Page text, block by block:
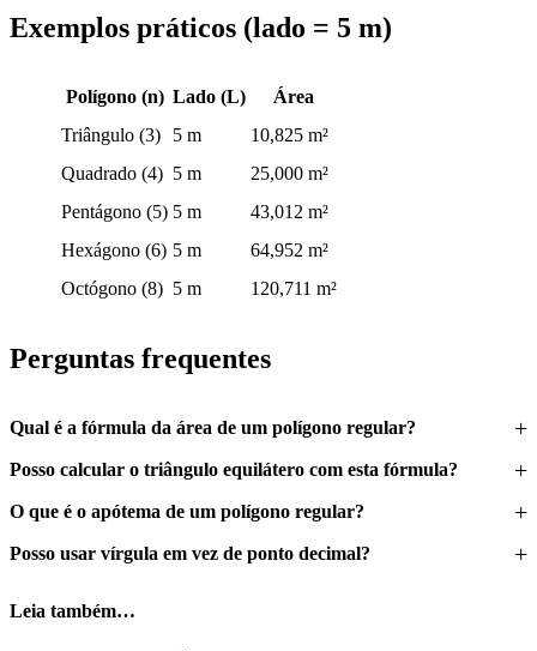
Exemplos práticos (lado = 5 m)
Polígono (n) Lado (L)
Área
Triângulo (3)
5 m
10,825 m²
Quadrado (4) 5 m
25,000 m²
Pentágono (5) 5 m
43,012 m²
Hexágono (6) 5 m
64,952 m²
Octógono (8) 5 m 120,711 m²
Perguntas frequentes
Qual é a fórmula da área de um polígono regular?
Posso calcular o triângulo equilátero com esta fórmula?
O que é o apótema de um polígono regular?
Posso usar vírgula em vez de ponto decimal?
Leia também…